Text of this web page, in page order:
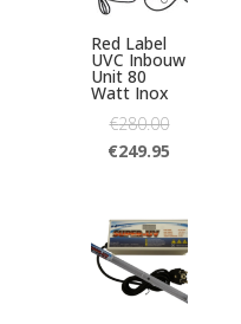
Red Label
UVC Inbouw
Unit 80
Watt Inox
€280.00
€249.95